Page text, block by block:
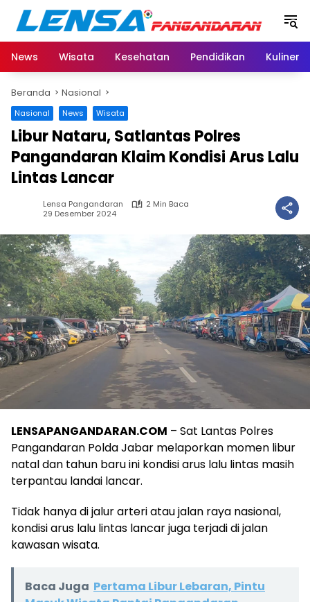
Langsung
konten
News
Wisata Kesehatan Pendidikan Kuliner
Beranda Nasional
Nasional News Wisata
Libur Nataru, Satlantas Polres
Pangandaran Klaim Kondisi Arus Lalu
Lintas Lancar
Lensa Pangandaran
2 Min Baca
29 Desember 2024
LENSAPANGANDARAN.COM – Sat Lantas Polres
Pangandaran Polda Jabar melaporkan momen libur
natal dan tahun baru ini kondisi arus lalu lintas masih
terpantau landai lancar.
Tidak hanya di jalur arteri atau jalan raya nasional,
kondisi arus lalu lintas lancar juga terjadi di jalan
kawasan wisata.
Baca Juga Pertama Libur Lebaran, Pintu